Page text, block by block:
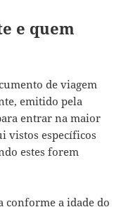
e quem
de viagem
emitido pela
entrar na maior
vistos específicos
estes forem
conforme a idade do